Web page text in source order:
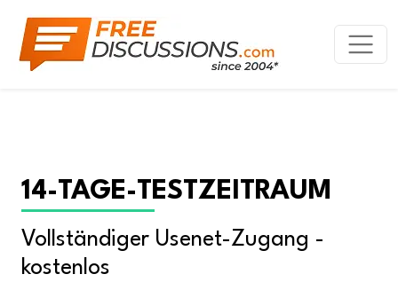
14-TAGE-TESTZEITRAUM
Vollständiger Usenet-Zugang -
kostenlos